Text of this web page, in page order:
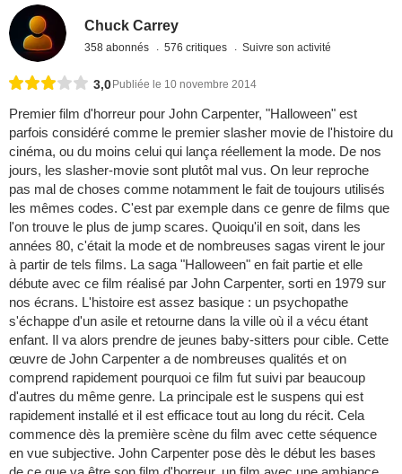
Chuck Carrey
358 abonnés 576 critiques Suivre son activité
3,0 Publiée le 10 novembre 2014
Premier film d'horreur pour John Carpenter, "Halloween" est
parfois considéré comme le premier slasher movie de l'histoire du
cinéma, ou du moins celui qui lança réellement la mode. De nos
jours, les slasher-movie sont plutôt mal vus. On leur reproche
pas mal de choses comme notamment le fait de toujours utilisés
les mêmes codes. C'est par exemple dans ce genre de films que
l'on trouve le plus de jump scares. Quoiqu'il en soit, dans les
années 80, c'était la mode et de nombreuses sagas virent le jour
à partir de tels films. La saga "Halloween" en fait partie et elle
débute avec ce film réalisé par John Carpenter, sorti en 1979 sur
nos écrans. L'histoire est assez basique : un psychopathe
s'échappe d'un asile et retourne dans la ville où il a vécu étant
enfant. Il va alors prendre de jeunes baby-sitters pour cible. Cette
œuvre de John Carpenter a de nombreuses qualités et on
comprend rapidement pourquoi ce film fut suivi par beaucoup
d'autres du même genre. La principale est le suspens qui est
rapidement installé et il est efficace tout au long du récit. Cela
commence dès la première scène du film avec cette séquence
en vue subjective. John Carpenter pose dès le début les bases